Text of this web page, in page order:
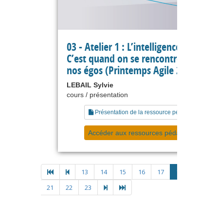
03 - Atelier 1 : L’intelligence
C’est quand on se rencontre au delà
nos égos (Printemps Agile 2016)
LEBAIL Sylvie
cours / présentation
Présentation de la ressource pédagogique
Accéder aux ressources pédagogiques
13 14 15 16 17 18
21
22 23